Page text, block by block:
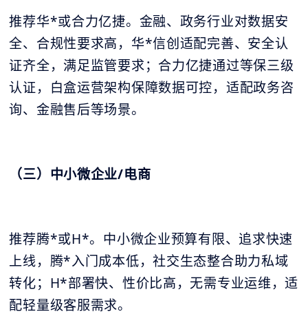
推荐华*或合力亿捷。金融、政务行业对数据安
全、合规性要求高，华*信创适配完善、安全认
证齐全，满足监管要求；合力亿捷通过等保三级
认证，白盒运营架构保障数据可控，适配政务咨
询、金融售后等场景。
（三）中小微企业/电商
推荐腾*或H*。中小微企业预算有限、追求快速
上线，腾*入门成本低，社交生态整合助力私域
转化；H*部署快、性价比高，无需专业运维，适
配轻量级客服需求。